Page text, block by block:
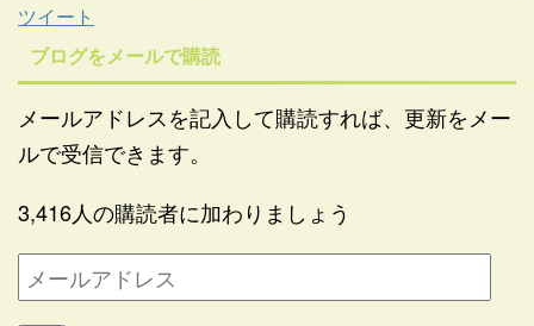
ツイート
ブログをメールで購読
メールアドレスを記入して購読すれば、更新をメー
ルで受信できます。
3,416人の購読者に加わりましょう